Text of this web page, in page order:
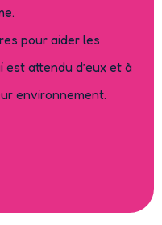
pour aider les
attendu d’eux et à
environnement.